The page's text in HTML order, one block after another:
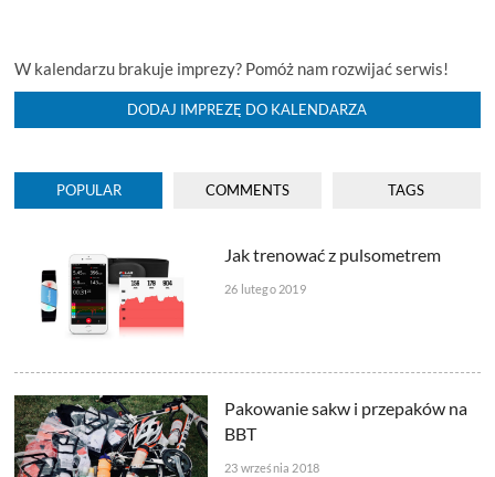
W kalendarzu brakuje imprezy? Pomóż nam rozwijać serwis!
DODAJ IMPREZĘ DO KALENDARZA
POPULAR COMMENTS TAGS
Jak trenować z pulsometrem
26 lutego 2019
Pakowanie sakw i przepaków na
BBT
23 września 2018